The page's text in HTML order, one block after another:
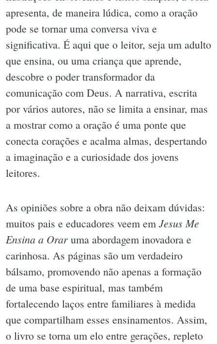
apresenta, de maneira lúdica, como a oração
pode se tornar uma conversa viva e
significativa. É aqui que o leitor, seja um adulto
que ensina, ou uma criança que aprende,
descobre o poder transformador da
comunicação com Deus. A narrativa, escrita
por vários autores, não se limita a ensinar, mas
a mostrar como a oração é uma ponte que
conecta corações e acalma almas, despertando
a imaginação e a curiosidade dos jovens
leitores.
As opiniões sobre a obra não deixam dúvidas:
muitos pais e educadores veem em Jesus Me
Ensina a Orar uma abordagem inovadora e
carinhosa. As páginas são um verdadeiro
bálsamo, promovendo não apenas a formação
de uma base espiritual, mas também
fortalecendo laços entre familiares à medida
que compartilham esses ensinamentos. Assim,
o livro se torna um elo entre gerações, repleto